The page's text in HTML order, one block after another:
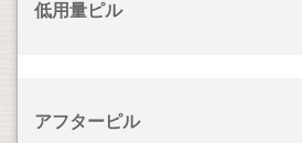
低用量ピル
アフターピル